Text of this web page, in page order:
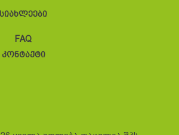
სიახლეები
FAQ
კონტაქტი